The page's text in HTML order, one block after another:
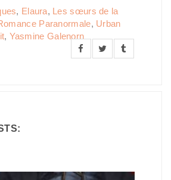
, Elaura, Les sœurs de la
Paranormale, Urban
, Yasmine Galenorn